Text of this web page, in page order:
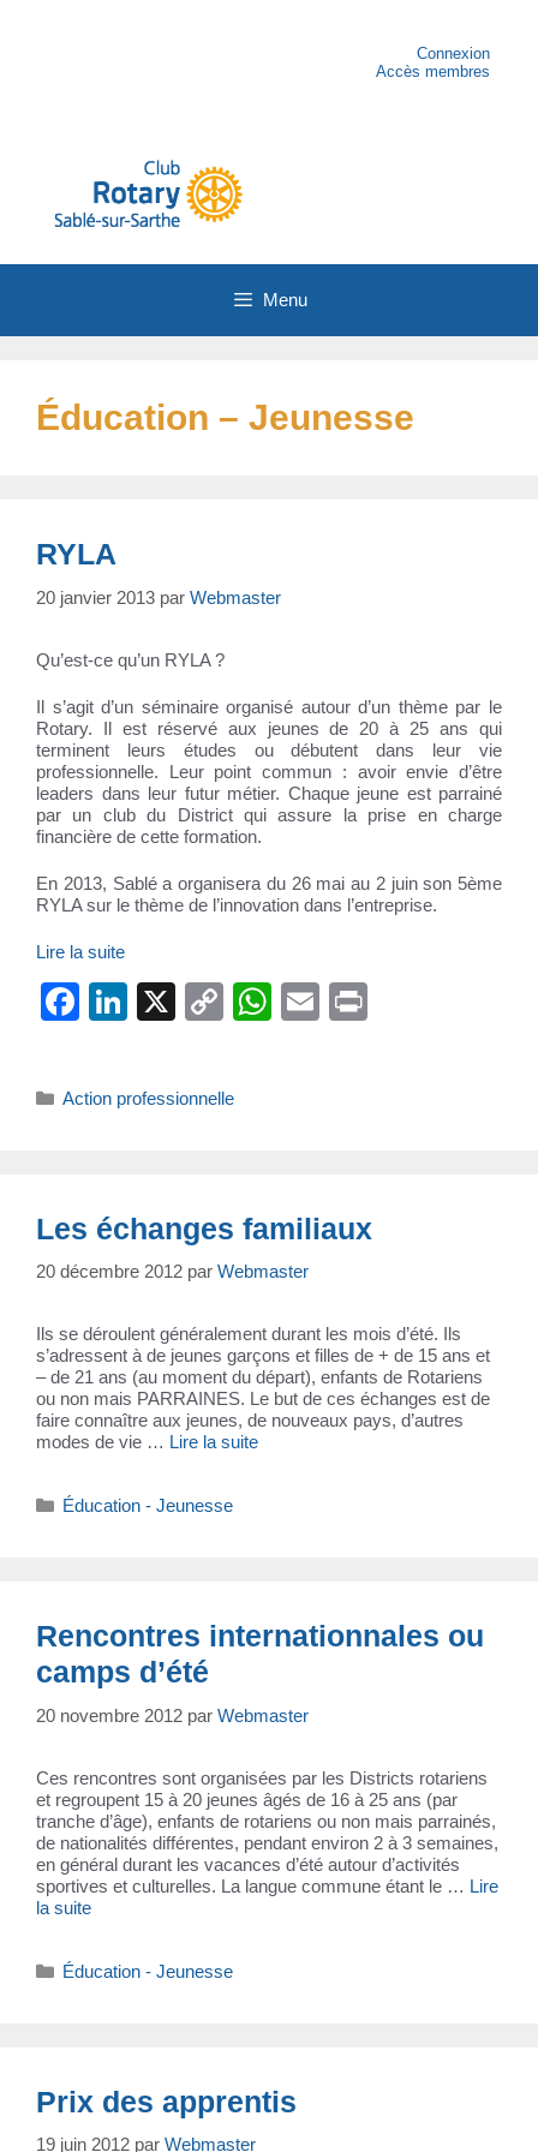
Connexion
Accès membres
Menu
Éducation – Jeunesse
RYLA
20 janvier 2013 par Webmaster
Qu’est-ce qu’un RYLA ?
Il s’agit d’un séminaire organisé autour d’un thème par le
Rotary. Il est réservé aux jeunes de 20 à 25 ans qui
terminent leurs études ou débutent dans leur vie
professionnelle. Leur point commun : avoir envie d’être
leaders dans leur futur métier. Chaque jeune est parrainé
par un club du District qui assure la prise en charge
financière de cette formation.
En 2013, Sablé a organisera du 26 mai au 2 juin son 5ème
RYLA sur le thème de l’innovation dans l’entreprise.
Lire la suite
F
e
o
k
Li
e
X
C
y
k
W
p
E
Catégories
Action professionnelle
Les échanges familiaux
20 décembre 2012 par Webmaster
Ils se déroulent généralement durant les mois d’été. Ils
s’adressent à de jeunes garçons et filles de + de 15 ans et
– de 21 ans (au moment du départ), enfants de Rotariens
ou non mais PARRAINES. Le but de ces échanges est de
faire connaître aux jeunes, de nouveaux pays, d’autres
modes de vie … Lire la suite
Catégories
Éducation - Jeunesse
Rencontres internationnales ou
camps d’été
20 novembre 2012 par Webmaster
Ces rencontres sont organisées par les Districts rotariens
et regroupent 15 à 20 jeunes âgés de 16 à 25 ans (par
tranche d’âge), enfants de rotariens ou non mais parrainés,
de nationalités différentes, pendant environ 2 à 3 semaines,
en général durant les vacances d’été autour d’activités
sportives et culturelles. La langue commune étant le … Lire
la suite
Catégories
Éducation - Jeunesse
Prix des apprentis
19 juin 2012 par Webmaster